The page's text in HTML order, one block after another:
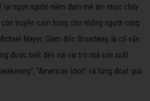
lại ngọn nguồn niềm đam mê âm nhạc cháy
truyền cảm hứng cho những người cùng
Mayer, Giám đốc Broadway, là cố vấn
được biết đến với vai trò nhà sản xuất
“American Idiot” và từng đoạt giải